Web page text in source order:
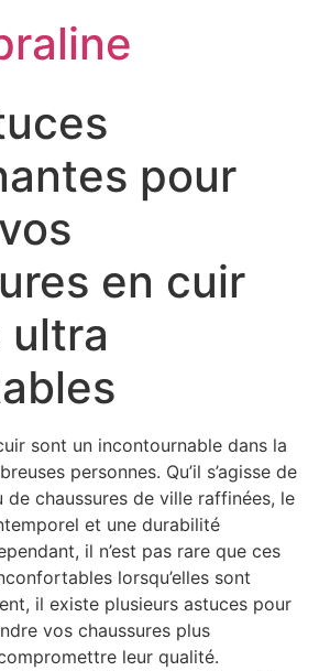
pour
en cuir
ultra
sont un incontournable dans la
personnes. Qu’il s’agisse de
chaussures de ville raffinées, le
et une durabilité
il n’est pas rare que ces
lorsqu’elles sont
il existe plusieurs astuces pour
vos chaussures plus
leur qualité.